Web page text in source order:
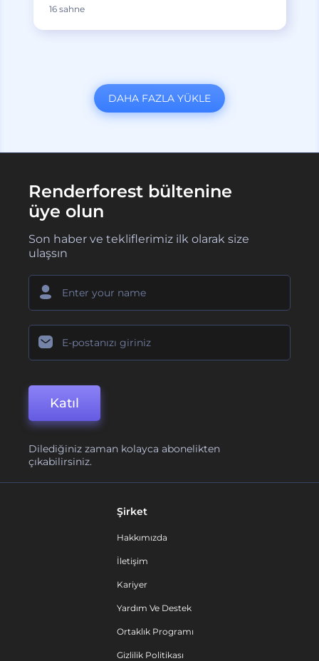
16 sahne
DAHA FAZLA YÜKLE
Renderforest bültenine
üye olun
Son haber ve tekliflerimiz ilk olarak size
ulaşsın
Katıl
Dilediğiniz zaman kolayca abonelikten
çıkabilirsiniz.
Şirket
Hakkımızda
İletişim
Kariyer
Yardım Ve Destek
Ortaklık Programı
Gizlilik Politikası